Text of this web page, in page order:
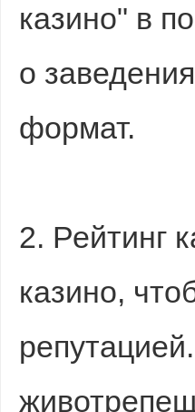
казино" в
о
формат.
2. Рейтинг
казино,